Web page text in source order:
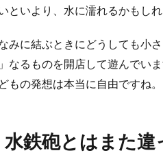
といより、水に濡れるかもし
みに結ぶときにどうしても小
なるものを開店して遊んでいま
もの発想は本当に自由ですね。
水鉄砲とはまた